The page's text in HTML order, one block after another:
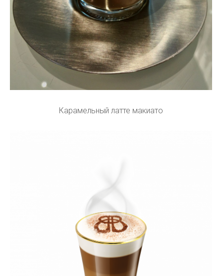
Карамельный латте макиато